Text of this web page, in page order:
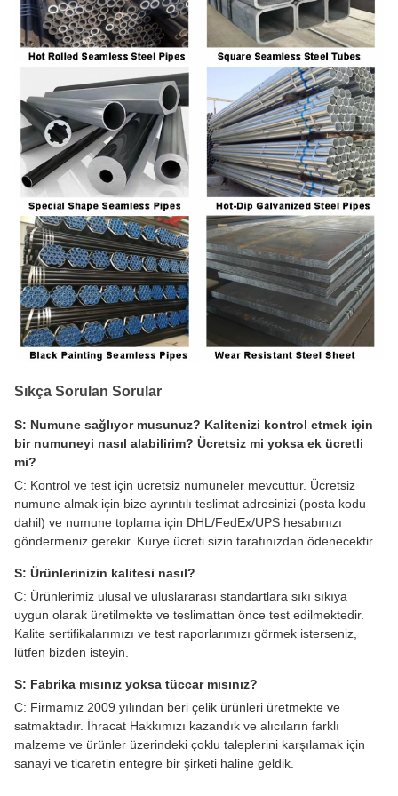
Sıkça Sorulan Sorular
S: Numune sağlıyor musunuz? Kalitenizi kontrol etmek için
bir numuneyi nasıl alabilirim? Ücretsiz mi yoksa ek ücretli
mi?
C: Kontrol ve test için ücretsiz numuneler mevcuttur. Ücretsiz
numune almak için bize ayrıntılı teslimat adresinizi (posta kodu
dahil) ve numune toplama için DHL/FedEx/UPS hesabınızı
göndermeniz gerekir. Kurye ücreti sizin tarafınızdan ödenecektir.
S: Ürünlerinizin kalitesi nasıl?
C: Ürünlerimiz ulusal ve uluslararası standartlara sıkı sıkıya
uygun olarak üretilmekte ve teslimattan önce test edilmektedir.
Kalite sertifikalarımızı ve test raporlarımızı görmek isterseniz,
lütfen bizden isteyin.
S: Fabrika mısınız yoksa tüccar mısınız?
C: Firmamız 2009 yılından beri çelik ürünleri üretmekte ve
satmaktadır. İhracat Hakkımızı kazandık ve alıcıların farklı
malzeme ve ürünler üzerindeki çoklu taleplerini karşılamak için
sanayi ve ticaretin entegre bir şirketi haline geldik.